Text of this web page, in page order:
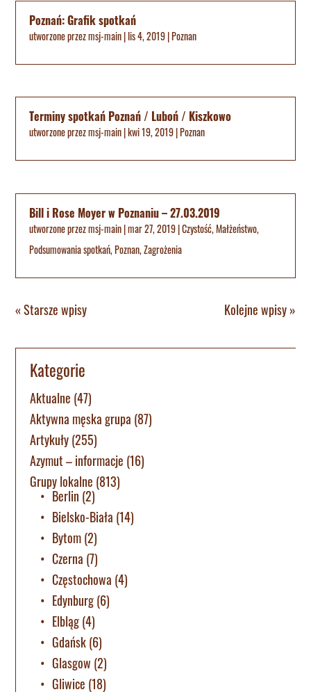
Poznań: Grafik spotkań
utworzone przezmsj-main|lis 4, 2019|Poznan
Terminy spotkań Poznań / Luboń / Kiszkowo
utworzone przezmsj-main|kwi 19, 2019|Poznan
Bill i Rose Moyer w Poznaniu – 27.03.2019
utworzone przezmsj-main|mar 27, 2019|Czystość,Małżeństwo,
Podsumowania spotkań,Poznan,Zagrożenia
« Starsze wpisy Kolejne wpisy »
Kategorie
Aktualne (47)
Aktywna męska grupa (87)
Artykuły(255)
Azymut – informacje (16)
Grupy lokalne (813)
Berlin (2)
Bielsko-Biała (14)
Bytom(2)
Czerna (7)
Częstochowa (4)
Edynburg(6)
Elbląg(4)
Gdańsk(6)
Glasgow (2)
Gliwice (18)